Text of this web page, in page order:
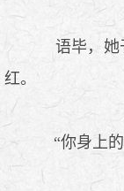
语毕，她
红。
“你身上的